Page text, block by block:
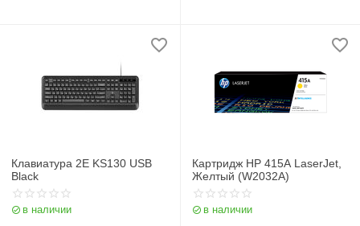
Клавиатура 2Е KS130 USB
Black
в наличии
Картридж HP 415A LaserJet,
Желтый (W2032A)
в наличии